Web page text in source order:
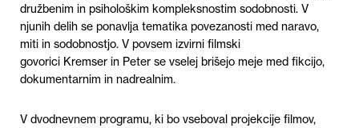
družbenim in psihološkim kompleksnostim sodobnosti. V
njunih delih se ponavlja tematika povezanosti med naravo,
miti in sodobnostjo. V povsem izvirni filmski
govorici Kremser in Peter se vselej brišejo meje med fikcijo,
dokumentarnim in nadrealnim.
V dvodnevnem programu, ki bo vseboval projekcije filmov,